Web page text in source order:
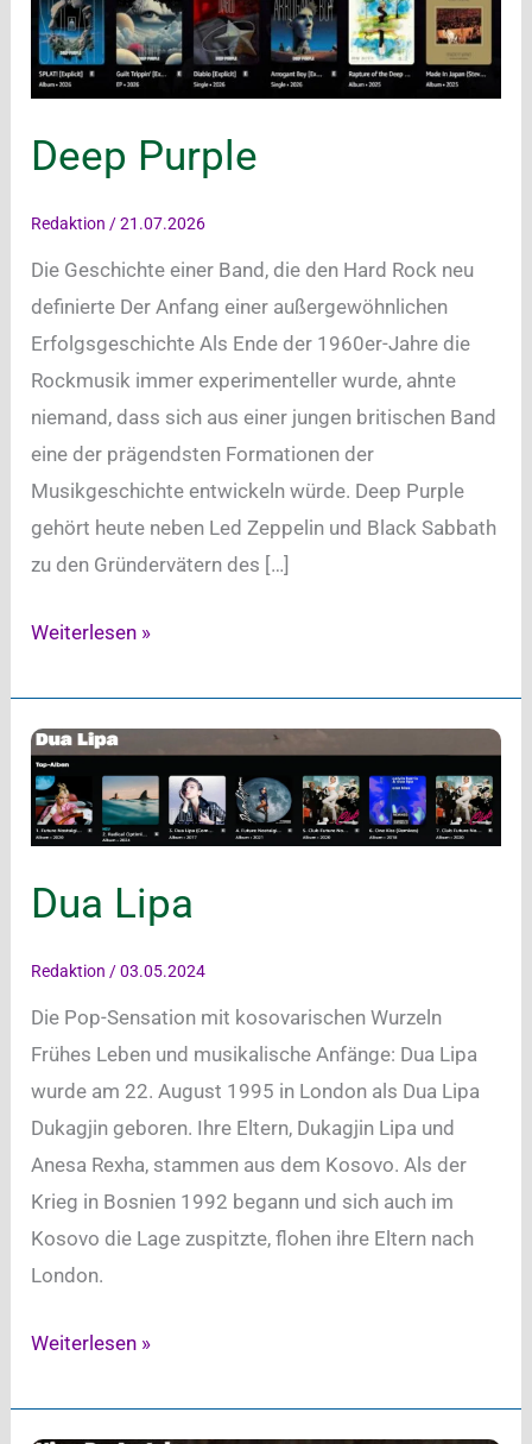
Deep Purple
Redaktion/21.07.2026
Die Geschichte einer Band, die den Hard Rock neu
definierte Der Anfang einer außergewöhnlichen
Erfolgsgeschichte Als Ende der 1960er-Jahre die
Rockmusik immer experimenteller wurde, ahnte
niemand, dass sich aus einer jungen britischen Band
eine der prägendsten Formationen der
Musikgeschichte entwickeln würde. Deep Purple
gehört heute neben Led Zeppelin und Black Sabbath
zu den Gründervätern des […]
Deep
Weiterlesen »
Dua Lipa
Redaktion/03.05.2024
Die Pop-Sensation mit kosovarischen Wurzeln
Frühes Leben und musikalische Anfänge: Dua Lipa
wurde am 22. August 1995 in London als Dua Lipa
Dukagjin geboren. Ihre Eltern, Dukagjin Lipa und
Anesa Rexha, stammen aus dem Kosovo. Als der
Krieg in Bosnien 1992 begann und sich auch im
Kosovo die Lage zuspitzte, flohen ihre Eltern nach
London.
Dua
Weiterlesen »